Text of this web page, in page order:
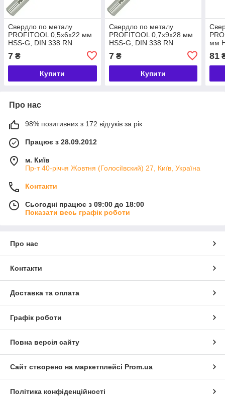
Свердло по металу
PROFITOOL 0,5х6х22 мм
HSS-G, DIN 338 RN
7 ₴
Купити
Свердло по металу
PROFITOOL 0,7х9х28 мм
HSS-G, DIN 338 RN
7₴
Купити
мм
81
Про нас
98% позитивних з 172 відгуків за рік
Працює з 28.09.2012
м. Київ
Пр-т 40-річчя Жовтня (Голосіївский) 27, Київ, Україна
Контакти
Сьогодні працює з 09:00 до 18:00
Показати весь графік роботи
Про нас
Контакти
Доставка та оплата
Графік роботи
Повна версія сайту
Сайт створено на маркетплейсі Prom.ua
Політика конфіденційності